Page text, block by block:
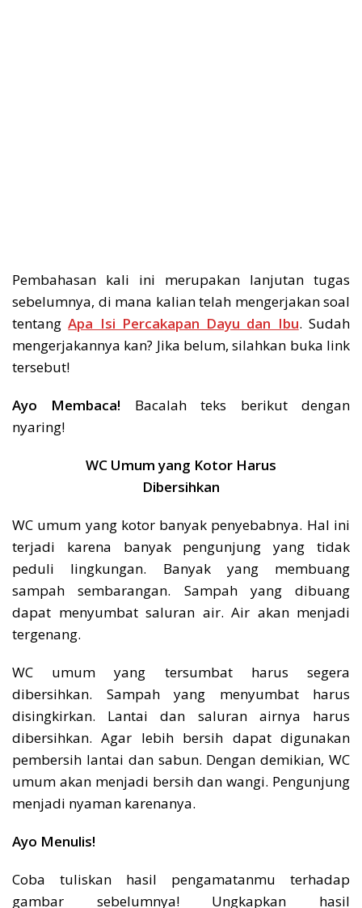
Pembahasan kali ini merupakan lanjutan tugas
sebelumnya, di mana kalian telah mengerjakan soal
tentangApa Isi Percakapan Dayu dan Ibu. Sudah
mengerjakannya kan? Jika belum, silahkan buka link
tersebut!
Ayo Membaca! Bacalah teks berikut dengan
nyaring!
WC Umum yang Kotor Harus
Dibersihkan
WC umum yang kotor banyak penyebabnya. Hal ini
terjadi karena banyak pengunjung yang tidak
peduli lingkungan. Banyak yang membuang
sampah sembarangan. Sampah yang dibuang
dapat menyumbat saluran air. Air akan menjadi
tergenang.
WC umum yang tersumbat harus segera
dibersihkan. Sampah yang menyumbat harus
disingkirkan. Lantai dan saluran airnya harus
dibersihkan. Agar lebih bersih dapat digunakan
pembersih lantai dan sabun. Dengan demikian, WC
umum akan menjadi bersih dan wangi. Pengunjung
menjadi nyaman karenanya.
Ayo Menulis!
Coba tuliskan hasil pengamatanmu terhadap
gambar sebelumnya! Ungkapkan hasil